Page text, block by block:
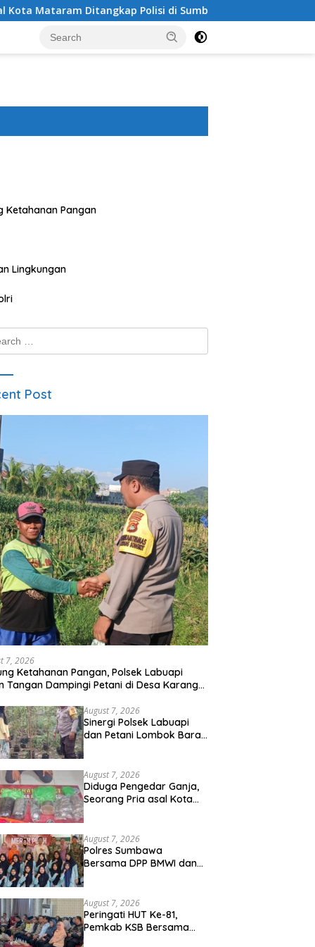
Polisi di Sumbawa Barat Polres Sumbawa
Ketahanan Pangan
Lingkungan
Post
7, 2026
Ketahanan Pangan, Polsek Labuapi
Tangan Dampingi Petani di Desa Karang
August 7, 2026
Sinergi Polsek Labuapi
dan Petani Lombok Barat
August 7, 2026
Diduga Pengedar Ganja,
Seorang Pria asal Kota
August 7, 2026
Polres Sumbawa
Bersama DPP BMWI dan
Ponpes Arrahman
Hidayatullah
August 7, 2026
Peringati HUT Ke-81,
Pemkab KSB Bersama